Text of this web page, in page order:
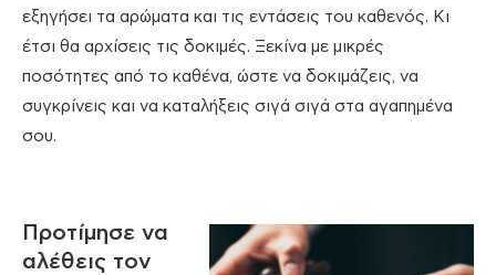
εξηγήσει τα αρώματα και τις εντάσεις του καθενός. Κι
έτσι θα αρχίσεις τις δοκιμές. Ξεκίνα με μικρές
ποσότητες από το καθένα, ώστε να δοκιμάζεις, να
συγκρίνεις και να καταλήξεις σιγά σιγά στα αγαπημένα
σου.
Προτίμησε να
αλέθεις τον